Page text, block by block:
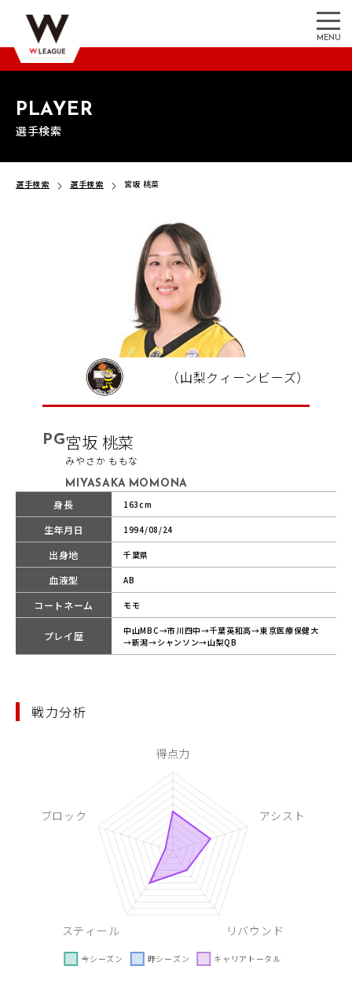
MENU
PLAYER
選手検索
選手検索 選手検索 宮坂 桃菜
（山梨クィーンビーズ）
PG宮坂 桃菜
みやさか ももな
MIYASAKA MOMONA
身長 163cm
生年月日 1994/08/24
出身地 千葉県
血液型 AB
コートネーム モモ
プレイ歴
中山MBC→市川四中→千葉英和高→東京医療保健大
→新潟→シャンソン→山梨QB
戦力分析